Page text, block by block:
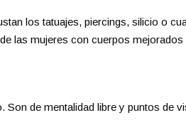
los tatuajes, piercings, silicio o
las mujeres con cuerpos mejorados
de mentalidad libre y puntos de